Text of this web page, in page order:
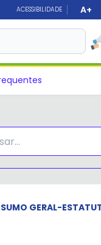
ACESSIBILIDADE A+
GERAL-